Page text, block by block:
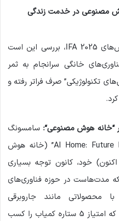
مصنوعی در خدمت زندگی
یکی از هیجان‌انگیزترین بخش‌های IFA 2025، بررسی این است
خانگی سرانجام به ثمر
تکنولوژیکی” صرف فراتر رفته و
“خانه هوش مصنوعی“: سامسونگ
با رویداد “AI Home: Future Living, Now” (خانه هوش
خود، کانون توجه بسیاری
مدت‌هاست در حوزه فناوری‌های
محصولاتی مانند جاروبرقی
Bespoke Jet AI Ultra که امتیاز 5 ستاره کمیاب را کسب